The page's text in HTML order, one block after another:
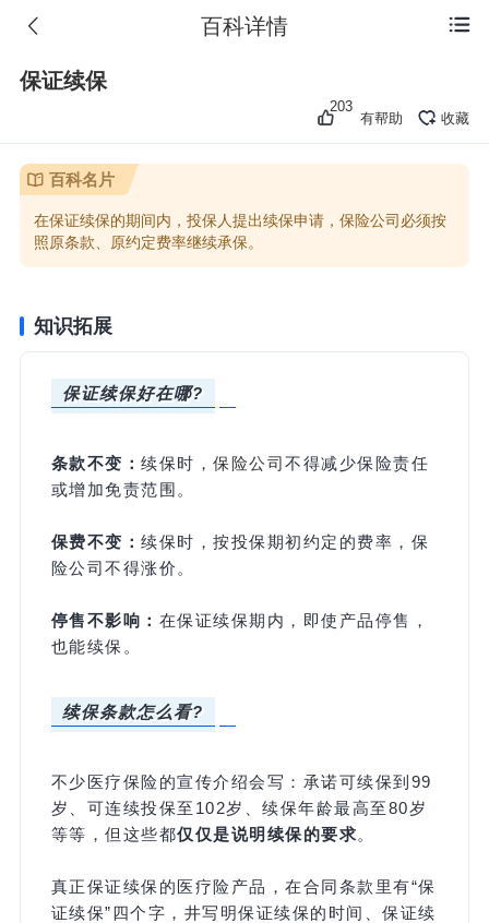
 百科详情
保证续保
203
有帮助 收藏
百科名片
在保证续保的期间内，投保人提出续保申请，保险公司必须按
照原条款、原约定费率继续承保。
知识拓展
保证续保好在哪?
条款不变：续保时，保险公司不得减少保险责任
或增加免责范围。
保费不变：续保时，按投保期初约定的费率，保
险公司不得涨价。
停售不影响： 在保证续保期内，即使产品停售，
也能续保。
续保条款怎么看?
不少医疗保险的宣传介绍会写：承诺可续保到99
岁、可连续投保至102岁、续保年龄最高至80岁
等等，但这些都仅仅是说明续保的要求。
真正保证续保的医疗险产品，在合同条款里有“保
证续保”四个字，井写明保证续保的时间、保证续